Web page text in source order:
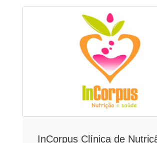
InCorpus Clínica de